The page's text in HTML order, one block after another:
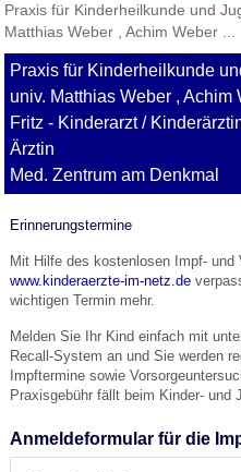
Praxis für Kinderheilkunde und
Matthias Weber , Achim Weber ...
Praxis für Kinderheilkunde
univ. Matthias Weber , Achim
Fritz - Kinderarzt /
Ärztin
Med. Zentrum am Denkmal
Erinnerungstermine
Mit Hilfe des kostenlosen Impf-
www.kinderaerzte-im-netz.de
wichtigen Termin mehr.
Melden Sie Ihr Kind einfach mit
Recall-System an und Sie werden
Impftermine sowie
Praxisgebühr fällt beim Kinder- und
Anmeldeformular für die